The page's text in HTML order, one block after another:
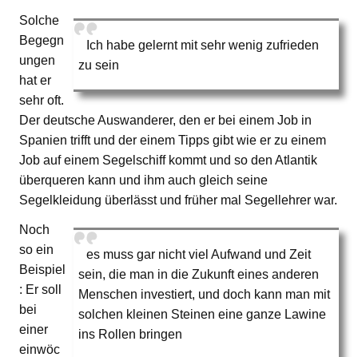
Ich habe gelernt mit sehr wenig zufrieden
zu sein
Solche
Begegn
ungen
hat er
sehr oft.
Der deutsche Auswanderer, den er bei einem Job in
Spanien trifft und der einem Tipps gibt wie er zu einem
Job auf einem Segelschiff kommt und so den Atlantik
überqueren kann und ihm auch gleich seine
Segelkleidung überlässt und früher mal Segellehrer war.
es muss gar nicht viel Aufwand und Zeit
sein, die man in die Zukunft eines anderen
Menschen investiert, und doch kann man mit
solchen kleinen Steinen eine ganze Lawine
ins Rollen bringen
Noch
so ein
Beispiel
: Er soll
bei
einer
einwöc